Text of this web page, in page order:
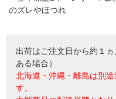
のズレやほつれ
出荷はご注文日から約１
ある場合）
北海道・沖縄・離島は別
す。